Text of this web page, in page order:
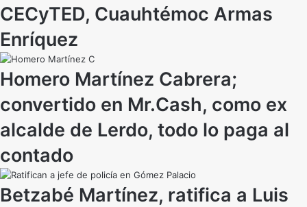
CECyTED, Cuauhtémoc Armas
Enríquez
Homero Martínez Cabrera;
convertido en Mr.Cash, como ex
alcalde de Lerdo, todo lo paga al
contado
Betzabé Martínez, ratifica a Luis